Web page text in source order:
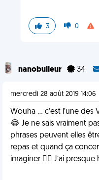
3 0
nanobulleur 34
mercredi 28 août 2019 14:06
Wouha ... c’est l’une des
😂 Je ne sais vraiment
phrases peuvent elles
repas et quand ça
imaginer 🙅‍♂️ J’ai presque